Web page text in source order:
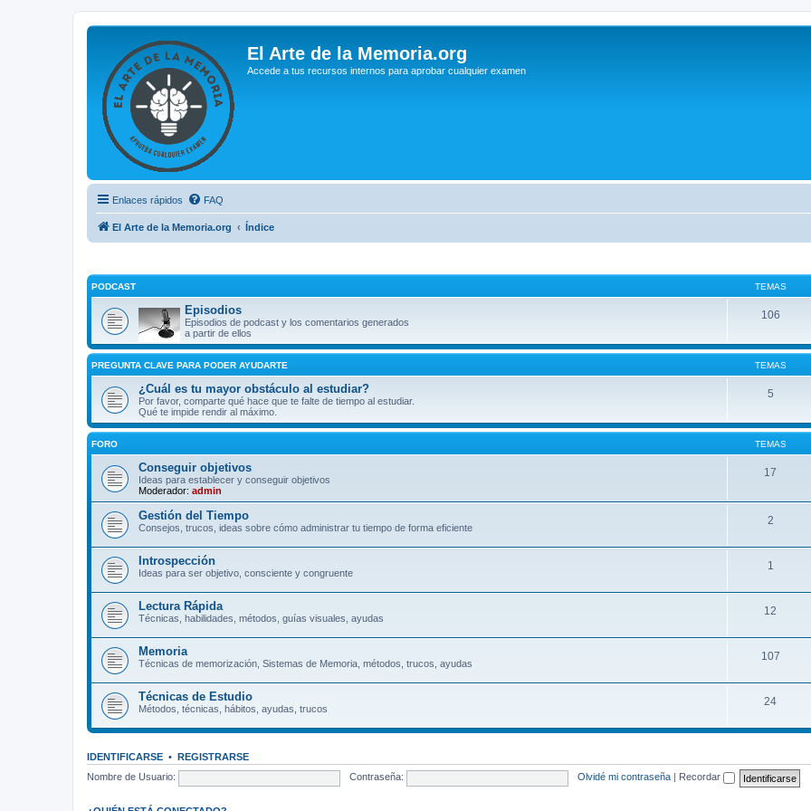
El Arte de la Memoria.org
Accede a tus recursos internos para aprobar cualquier examen
Enlaces rápidos FAQ
El Arte de la Memoria.org Índice
PODCAST TEMAS
Episodios
Episodios de podcast y los comentarios generados
a partir de ellos
106
PREGUNTA CLAVE PARA PODER AYUDARTE TEMAS
¿Cuál es tu mayor obstáculo al estudiar?
Por favor, comparte qué hace que te falte de tiempo al estudiar.
Qué te impide rendir al máximo.
5
FORO TEMAS
Conseguir objetivos
Ideas para establecer y conseguir objetivos
Moderador: admin
17
Gestión del Tiempo
Consejos, trucos, ideas sobre cómo administrar tu tiempo de forma eficiente
2
Introspección
Ideas para ser objetivo, consciente y congruente
1
Lectura Rápida
Técnicas, habilidades, métodos, guías visuales, ayudas
12
Memoria
Técnicas de memorización, Sistemas de Memoria, métodos, trucos, ayudas
107
Técnicas de Estudio
Métodos, técnicas, hábitos, ayudas, trucos
24
IDENTIFICARSE • REGISTRARSE
Nombre de Usuario:
Contraseña: Olvidé mi contraseña Recordar